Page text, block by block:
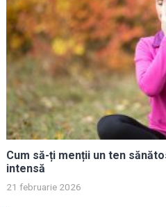
Cum să-ți menții un ten
intensă
21 februarie 2026